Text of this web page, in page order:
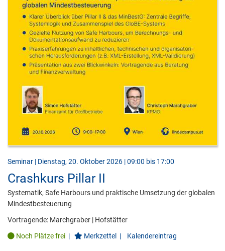
Seminar | Dienstag, 20. Oktober 2026 | 09:00 bis 17:00
Crashkurs Pillar II
Systematik, Safe Harbours und praktische Umsetzung der globalen
Mindestbesteuerung
Vortragende: Marchgraber | Hofstätter
Noch Plätze frei | Merkzettel | Kalendereintrag